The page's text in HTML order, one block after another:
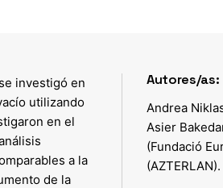
investigó en
utilizando
en el
a la
de la
Autores/as:
Andrea
Asier
(Fundació
(AZTERLAN).